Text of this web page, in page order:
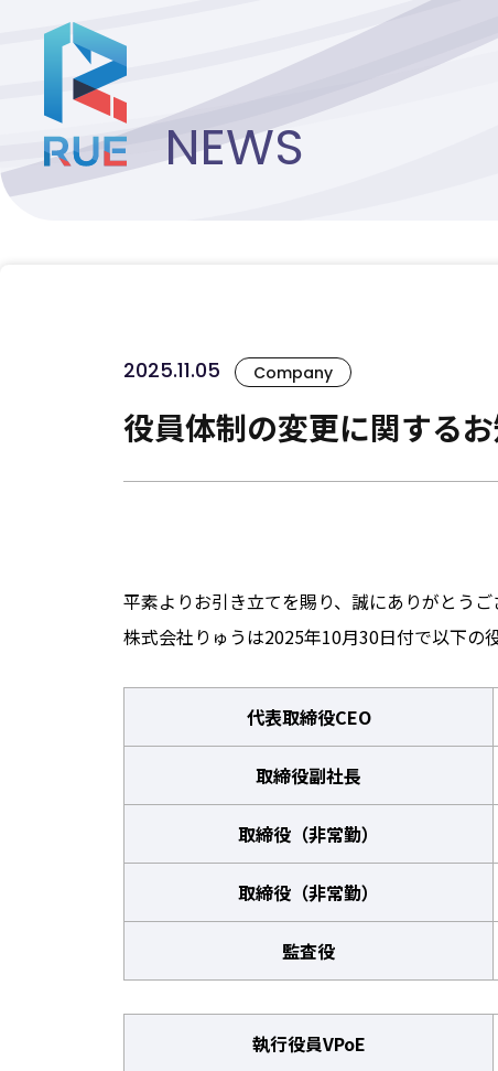
NEWS
2025.11.05 Company
役員体制の変更に関する
平素よりお引き立てを賜り、誠にありがとうご
株式会社りゅうは2025年10月30日付で以下の
代表取締役CEO
取締役副社長
取締役（非常勤）
取締役（非常勤）
監査役
執行役員VPoE